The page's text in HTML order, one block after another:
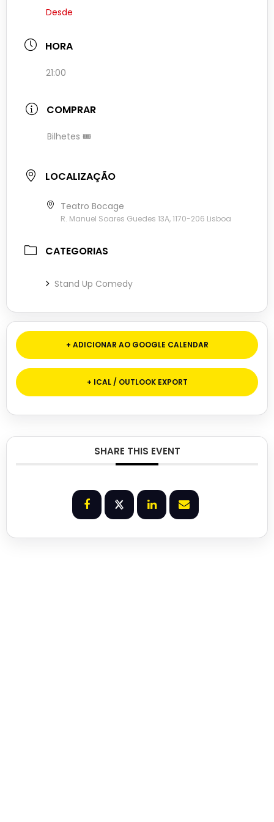
Desde
HORA
21:00
COMPRAR
Bilhetes 🎟
LOCALIZAÇÃO
Teatro Bocage
R. Manuel Soares Guedes 13A, 1170-206 Lisboa
CATEGORIAS
Stand Up Comedy
+ ADICIONAR AO GOOGLE CALENDAR
+ ICAL / OUTLOOK EXPORT
SHARE THIS EVENT